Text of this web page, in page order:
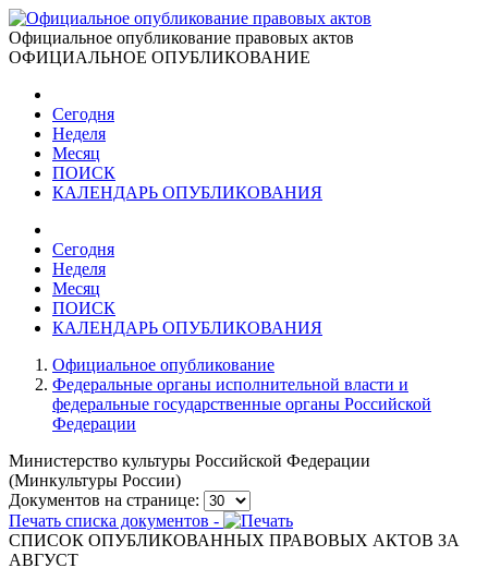
Официальное опубликование правовых актов
ОФИЦИАЛЬНОЕ ОПУБЛИКОВАНИЕ
Сегодня
Неделя
Месяц
ПОИСК
КАЛЕНДАРЬ ОПУБЛИКОВАНИЯ
Сегодня
Неделя
Месяц
ПОИСК
КАЛЕНДАРЬ ОПУБЛИКОВАНИЯ
Официальное опубликование
Федеральные органы исполнительной власти и
федеральные государственные органы Российской
Федерации
Министерство культуры Российской Федерации
(Минкультуры России)
Документов на странице:
Печать списка документов -
СПИСОК ОПУБЛИКОВАННЫХ ПРАВОВЫХ АКТОВ ЗА
АВГУСТ